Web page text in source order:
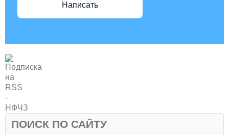
Написать
ПОИСК ПО САЙТУ